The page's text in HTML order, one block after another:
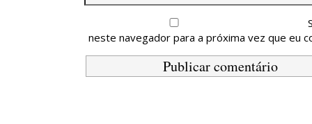
neste navegador para a próxima vez que eu